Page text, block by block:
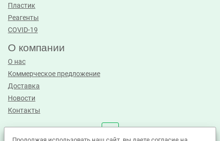
Пластик
Реагенты
COVID-19
О компании
О нас
Коммерческое предложение
Доставка
Новости
Контакты